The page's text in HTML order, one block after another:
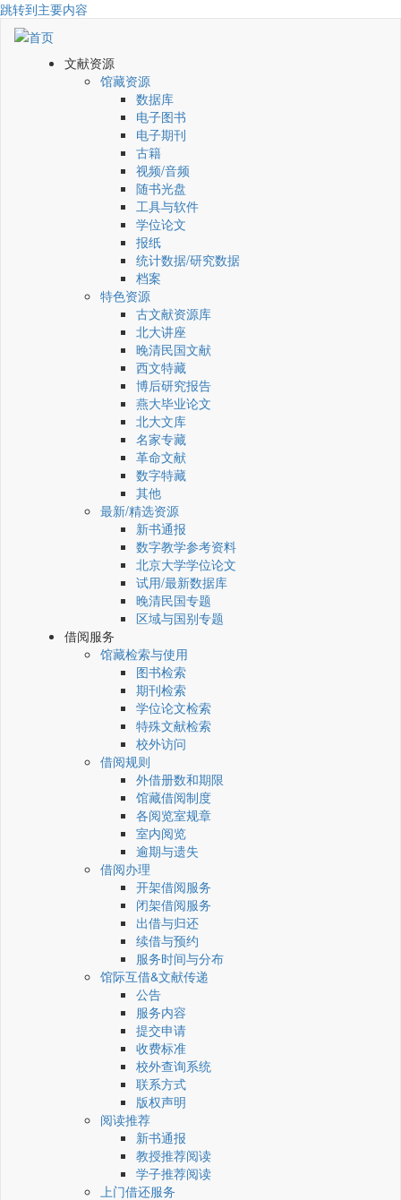
跳转到主要内容
文献资源
馆藏资源
数据库
电子图书
电子期刊
古籍
视频/音频
随书光盘
工具与软件
学位论文
报纸
统计数据/研究数据
档案
特色资源
古文献资源库
北大讲座
晚清民国文献
西文特藏
博后研究报告
燕大毕业论文
北大文库
名家专藏
革命文献
数字特藏
其他
最新/精选资源
新书通报
数字教学参考资料
北京大学学位论文
试用/最新数据库
晚清民国专题
区域与国别专题
借阅服务
馆藏检索与使用
图书检索
期刊检索
学位论文检索
特殊文献检索
校外访问
借阅规则
外借册数和期限
馆藏借阅制度
各阅览室规章
室内阅览
逾期与遗失
借阅办理
开架借阅服务
闭架借阅服务
出借与归还
续借与预约
服务时间与分布
馆际互借&文献传递
公告
服务内容
提交申请
收费标准
校外查询系统
联系方式
版权声明
阅读推荐
新书通报
教授推荐阅读
学子推荐阅读
上门借还服务